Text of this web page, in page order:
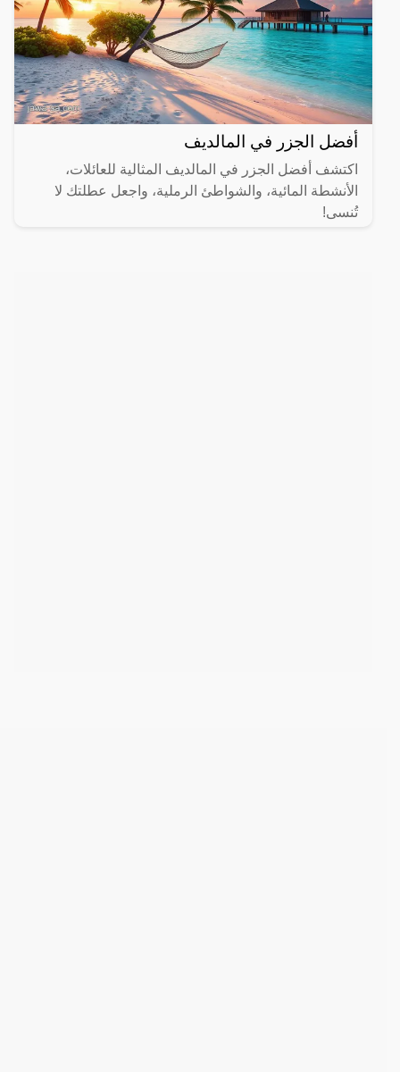
أفضل الجزر في المالديف
اكتشف أفضل الجزر في المالديف المثالية للعائلات،
الأنشطة المائية، والشواطئ الرملية، واجعل عطلتك لا
تُنسى!